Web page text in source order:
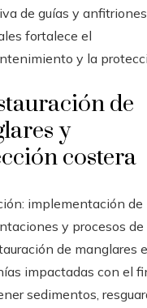
de guías y anfitriones
fortalece el
y la
de
y
costera
implementación de
y procesos de
de manglares
impactadas con el
sedimentos,